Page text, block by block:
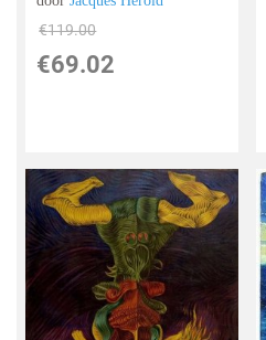
€119.00
€69.02